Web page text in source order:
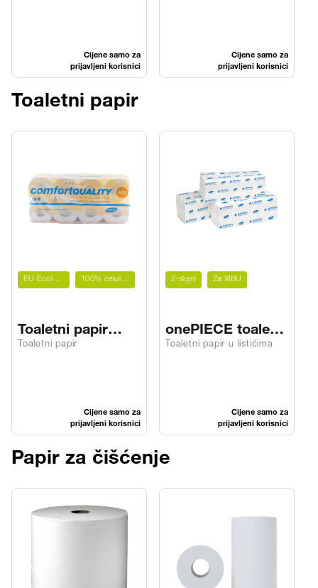
Cijene samo za
prijavljeni korisnici
Cijene samo za
prijavljeni korisnici
Toaletni papir
EU Ecolabel 100% celuloza
Toaletni papir
COMFORT H3
Toaletni papir
Cijene samo za
prijavljeni korisnici
2-slojni Za XIBU
onePIECE toaletni
papir W2
Toaletni papir u listićima
Cijene samo za
prijavljeni korisnici
Papir za čišćenje